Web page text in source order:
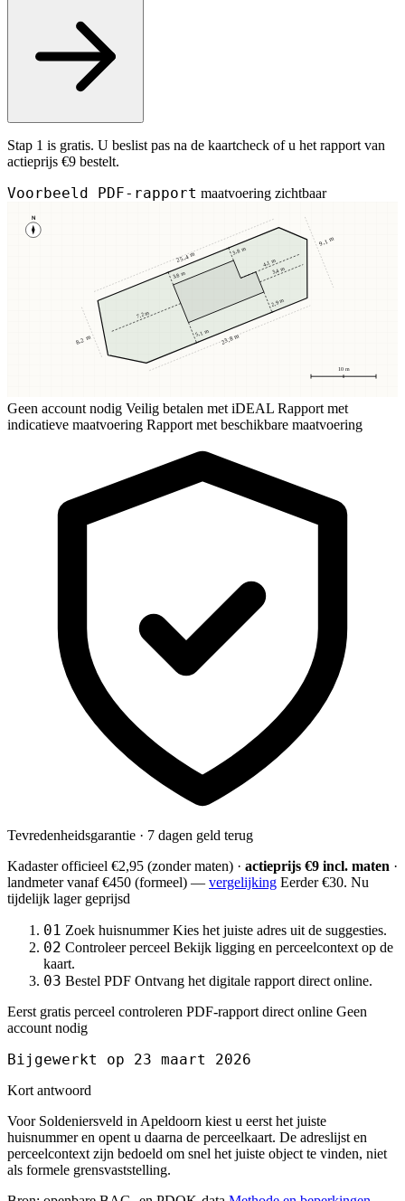
Stap 1 is gratis. U beslist pas na de kaartcheck of u het rapport van
actieprijs €9 bestelt.
Voorbeeld PDF-rapport maatvoering zichtbaar
N
10 m
3,8 m
3,8 m
5,1 m
2,9 m
7,2 m
3,4 m
4,1 m
25,4 m
23,8 m
8,2 m
9,1 m
Geen account nodig Veilig betalen met iDEAL Rapport met
indicatieve maatvoering Rapport met beschikbare maatvoering
Tevredenheidsgarantie · 7 dagen geld terug
Kadaster officieel €2,95 (zonder maten) · actieprijs €9 incl. maten ·
landmetervanaf €450 (formeel) — vergelijking Eerder €30. Nu
tijdelijk lager geprijsd
01 Zoek huisnummer Kies het juiste adres uit de suggesties.
02 Controleer perceel Bekijk ligging en perceelcontext op de
kaart.
03 Bestel PDF Ontvang het digitale rapport direct online.
Eerst gratis perceel controleren PDF-rapport direct online Geen
account nodig
Bijgewerkt op 23 maart 2026
Kort antwoord
Voor Soldeniersveld in Apeldoorn kiest u eerst het juiste
huisnummer en opent u daarna de perceelkaart. De adreslijst en
perceelcontext zijn bedoeld om snel het juiste object te vinden, niet
als formele grensvaststelling.